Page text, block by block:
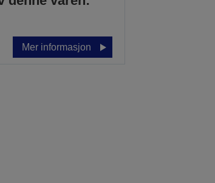
Mer informasjon